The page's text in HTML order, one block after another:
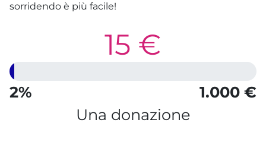
sorridendo è più facile!
15 €
2%
1.000 €
Una donazione